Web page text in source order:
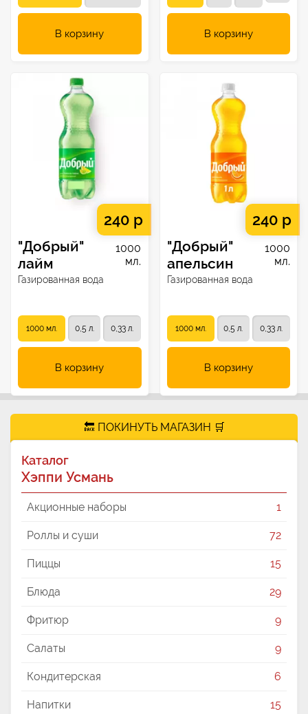
В корзину В корзину
240 р
"Добрый"
лайм
1000
мл.
Газированная вода
1000 мл. 0,5 л. 0,33 л.
В корзину
240 р
"Добрый"
апельсин
1000
мл.
Газированная вода
1000 мл. 0,5 л. 0,33 л.
В корзину
🔙 ПОКИНУТЬ МАГАЗИН 🛒
Каталог
Хэппи Усмань
Акционные наборы 1
Роллы и суши 72
Пиццы 15
Блюда 29
Фритюр 9
Салаты 9
Кондитерская 6
Напитки 15